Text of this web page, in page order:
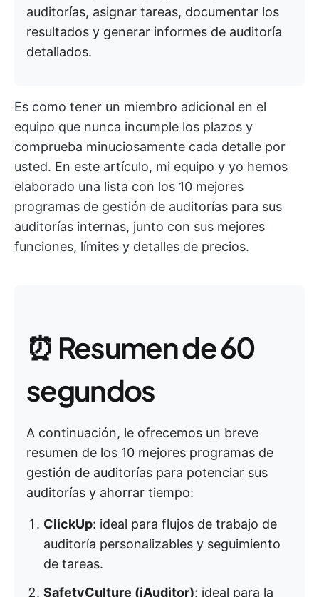
auditorías, asignar tareas, documentar los
resultados y generar informes de auditoría
detallados.
Es como tener un miembro adicional en el
equipo que nunca incumple los plazos y
comprueba minuciosamente cada detalle por
usted. En este artículo, mi equipo y yo hemos
elaborado una lista con los 10 mejores
programas de gestión de auditorías para sus
auditorías internas, junto con sus mejores
funciones, límites y detalles de precios.
⏰ Resumen de 60
segundos
A continuación, le ofrecemos un breve
resumen de los 10 mejores programas de
gestión de auditorías para potenciar sus
auditorías y ahorrar tiempo:
ClickUp: ideal para flujos de trabajo de
auditoría personalizables y seguimiento
de tareas.
SafetyCulture (iAuditor): ideal para la